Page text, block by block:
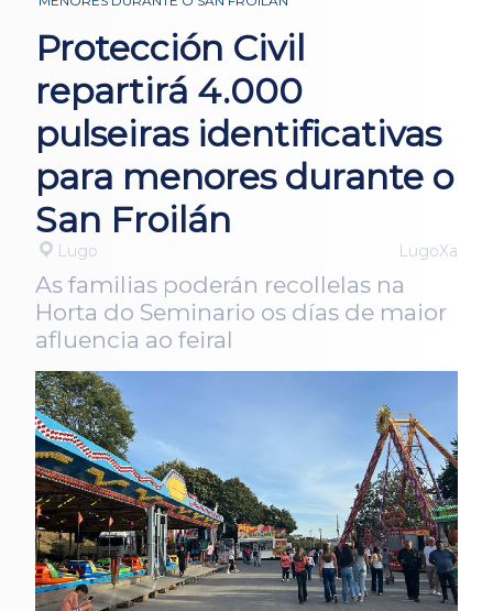
Protección Civil
repartirá 4.000
pulseiras identificativas
para menores durante o
San Froilán
Lugo LugoXa
As familias poderán recollelas na
Horta do Seminario os días de maior
afluencia ao feiral